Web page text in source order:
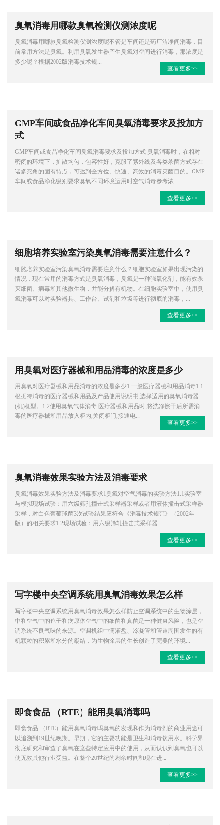
臭氧消毒用哪款臭氧检测仪测浓度呢
臭氧消毒用哪款臭氧检测仪测浓度呢不管是车间还是药厂洁净间消毒，目
前常用方法是臭氧。利用臭氧发生器产生臭氧对空间进行消毒，那浓度是
多少呢？根据2002版消毒技术规...
查看更多>>
GMP车间或食品净化车间臭氧消毒要求及投加方
式
GMP车间或食品净化车间臭氧消毒要求及投加方式 臭氧消毒时，在相对
密闭的环境下，扩散均匀，包容性好，克服了紫外线及各类杀菌方式存在
诸多死角的固有特点，可达到全方位、快速、高效的消毒灭菌目的。GMP
车间或食品净化级别要求臭氧不同环境运用时空气消毒参考浓...
查看更多>>
细胞培养实验室污染臭氧消毒需要注意什么？
细胞培养实验室污染臭氧消毒需要注意什么？细胞实验室如果出现污染的
情况，现在常用的消毒方式是臭氧消毒，臭氧是一种强氧化剂，能有效杀
灭细菌、病毒和其他微生物，并能分解有机物。在细胞实验室中，使用臭
氧消毒可以对实验器具、工作台、试剂和垃圾等进行彻底的消毒，...
查看更多>>
用臭氧对医疗器械和用品消毒的浓度是多少
用臭氧对医疗器械和用品消毒的浓度是多少1.一般医疗器械和用品消毒1.1
根据待消毒的医疗器械和用品及产品使用说明书,选择适用的臭氧消毒器
(机)机型。1.2使用臭氧气体消毒 医疗器械和用品时,将洗净擦干后所需消
毒的医疗器械和用品放入柜内,关闭柜门,接通电...
查看更多>>
臭氧消毒效果实验方法及消毒要求
臭氧消毒效果实验方法及消毒要求1臭氧对空气消毒的实验方法1.1实验室
与模拟现场试验：用六级筛孔撞击式采样器采样或者用液体撞击式采样器
采样，对白色葡萄球菌3次试验结果应符合《消毒技术规范》（2002年
版）的相关要求1.2现场试验：用六级筛轧撞击式采样器...
查看更多>>
写字楼中央空调系统用臭氧消毒效果怎么样
写字楼中央空调系统用臭氧消毒效果怎么样防止空调系统中的生物涂层，
中和空气中的孢子和病原体空气中的细菌和真菌是一种健康风险，也是空
调系统不良气味的来源。空调机组中滴灌盘、冷凝管和管道周围发生的有
机颗粒的积累和水分的凝结，为生物涂层的生长创造了完美的环境...
查看更多>>
即食食品 （RTE）能用臭氧消毒吗
即食食品 （RTE）能用臭氧消毒吗臭氧的发现和作为消毒剂的商业用途可
以追溯到19世纪晚期。早期，它的主要功能是卫生和消毒饮用水。科学界
彻底研究和审查了臭氧在这些特定应用中的使用，从而认识到臭氧也可以
使无数其他行业受益。在整个20世纪的剩余时间和现在进...
查看更多>>